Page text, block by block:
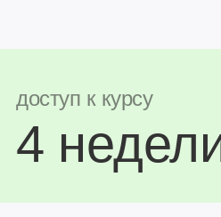
4
доступ к курсу